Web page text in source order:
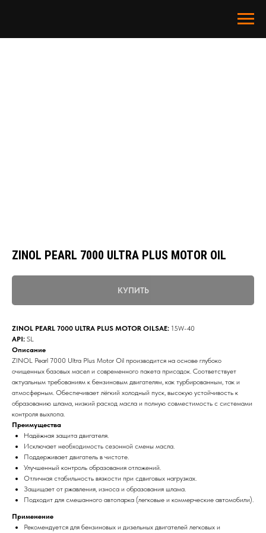
ZINOL PEARL 7000 ULTRA PLUS MOTOR OIL
КУПИТЬ
ZINOL PEARL 7000 ULTRA PLUS MOTOR OILSAE: 15W-40
API: SL
Описание
ZINOL Pearl 7000 Ultra Plus Motor Oil производится на основе глубоко
очищенных базовых масел и современного пакета присадок. Соответствует
актуальным требованиям к бензиновым двигателям, как турбированным, так и
атмосферным. Обеспечивает лёгкий холодный пуск, высокую устойчивость к
образованию шлама, низкий расход масла и полную совместимость с системами
контроля выхлопа.
Преимущества
Надёжная защита двигателя.
Исключает необходимость сезонной смены масла.
Поддерживает двигатель в чистоте.
Улучшенный контроль образования отложений.
Отличная стабильность вязкости при сдвиговых нагрузках.
Защищает от ржавления, износа и образования шлама.
Подходит для смешанного автопарка (легковые и коммерческие автомобили).
Применение
Рекомендуется для бензиновых и дизельных двигателей легковых и